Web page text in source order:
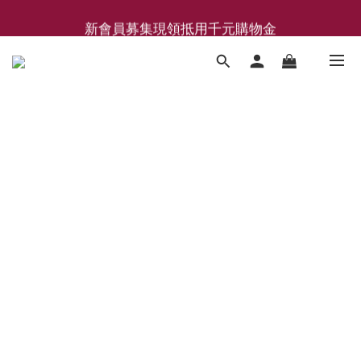
新會員募集現領抵用千元購物金
新會員募集現領抵用千元購物金
LEMAIRE 經典可頌包 NEW ARRIVAL